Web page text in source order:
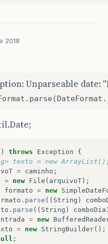
2018
Unparseable date:
throws Exception
{
texto = new
= caminho ;
= new File ( arquivoT );
formato = new
. parse (( String )
. parse (( String )
= new
= new StringBuilder();
;